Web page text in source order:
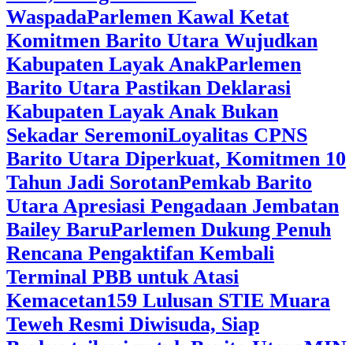
WaspadaParlemen Kawal Ketat
Komitmen Barito Utara Wujudkan
Kabupaten Layak AnakParlemen
Barito Utara Pastikan Deklarasi
Kabupaten Layak Anak Bukan
Sekadar SeremoniLoyalitas CPNS
Barito Utara Diperkuat, Komitmen 10
Tahun Jadi SorotanPemkab Barito
Utara Apresiasi Pengadaan Jembatan
Bailey BaruParlemen Dukung Penuh
Rencana Pengaktifan Kembali
Terminal PBB untuk Atasi
Kemacetan159 Lulusan STIE Muara
Teweh Resmi Diwisuda, Siap